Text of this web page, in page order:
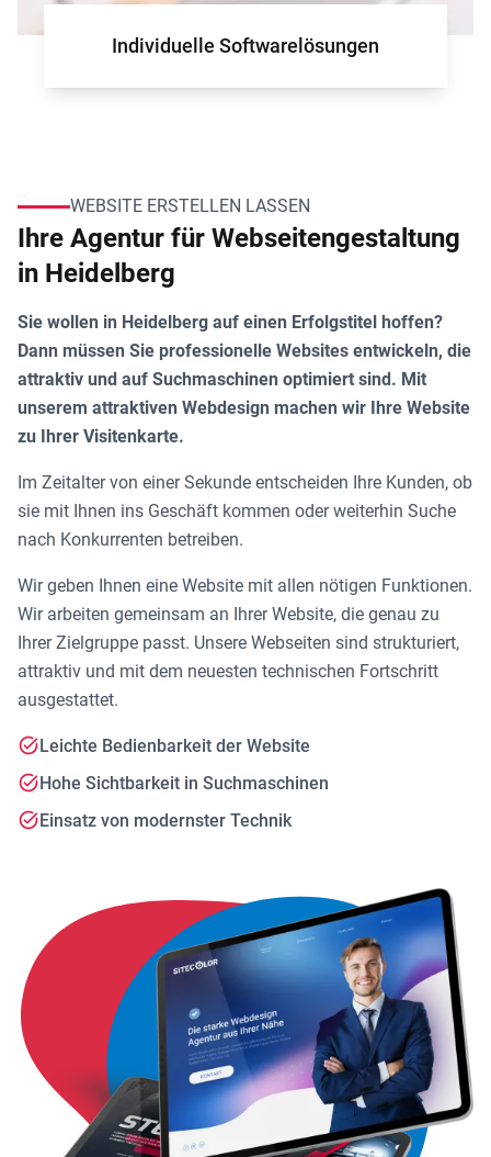
Individuelle Softwarelösungenfür Ihr
WEBSITE ERSTELLEN LASSEN
Ihre Agentur für Webseitengestaltung
in Heidelberg
Sie wollen in Heidelberg auf einen Erfolgstitel hoffen?
Dann müssen Sie professionelle Websites entwickeln, die
attraktiv und auf Suchmaschinen optimiert sind. Mit
unserem attraktiven Webdesign machen wir Ihre Website
zu Ihrer Visitenkarte.
Im Zeitalter von einer Sekunde entscheiden Ihre Kunden, ob
sie mit Ihnen ins Geschäft kommen oder weiterhin Suche
nach Konkurrenten betreiben.
Wir geben Ihnen eine Website mit allen nötigen Funktionen.
Wir arbeiten gemeinsam an Ihrer Website, die genau zu
Ihrer Zielgruppe passt. Unsere Webseiten sind strukturiert,
attraktiv und mit dem neuesten technischen Fortschritt
ausgestattet.
Leichte Bedienbarkeit der Website
Hohe Sichtbarkeit in Suchmaschinen
Einsatz von modernster Technik